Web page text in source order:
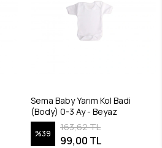
Sema Baby Yarım Kol Badi
(Body) 0-3 Ay - Beyaz
%39
163,62 TL
99,00 TL